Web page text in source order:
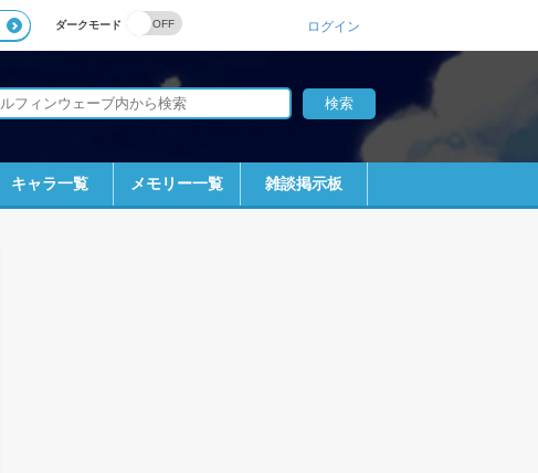
ダークモード ログイン
キャラ一覧 メモリー一覧 雑談掲示板